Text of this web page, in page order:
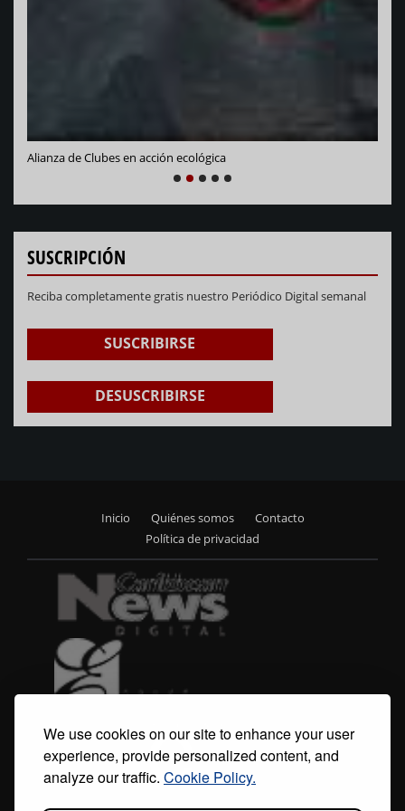
We use cookies on our site to enhance your user
experience, provide personalized content, and
analyze our traffic. Cookie Policy.
PREVIOUS
SUSCRIPCIÓN
Reciba completamente gratis nuestro Periódico Digital semanal
SUSCRIBIRSE
DESUSCRIBIRSE
menu
Inicio Quiénes somos
Contacto
Política de privacidad